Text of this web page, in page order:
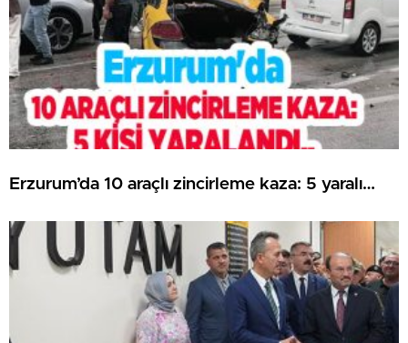
Erzurum’da 10 araçlı zincirleme kaza: 5 yaralı…